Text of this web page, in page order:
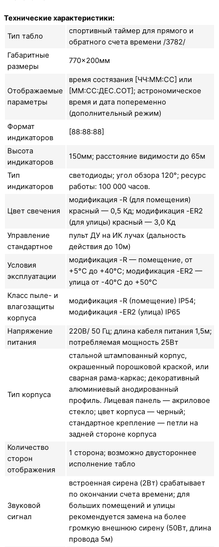
Технические характеристики:
Тип табло
спортивный таймер для прямого и
обратного счета времени /3782/
Габаритные
размеры
770×200мм
Отображаемые
параметры
время состязания [ЧЧ:ММ:СС] или
[ММ:СС:ДЕС.СОТ]; астрономическое
время и дата попеременно
(дополнительный режим)
Формат
индикаторов
[88:88:88]
Высота
индикаторов
150мм; расстояние видимости до 65м
Тип
индикаторов
светодиоды; угол обзора 120°; ресурс
работы: 100 000 часов.
Цвет свечения
модификация -R (для помещения)
красный — 0,5 Кд; модификация -ER2
(для улицы) красный — 3,0 Кд
Управление
стандартное
пульт ДУ на ИК лучах (дальность
действия до 10м)
Условия
эксплуатации
модификация -R — помещение, от
+5°C до +40°C; модификация -ER2 —
улица от -40°C до +50°C
Класс пыле- и
влагозащиты
корпуса
модификация -R (помещение) IP54;
модификация -ER2 (улица) IP65
Напряжение
питания
220В/ 50 Гц; длина кабеля питания 1,5м;
потребляемая мощность 25Вт
Тип корпуса
стальной штампованный корпус,
окрашенный порошковой краской, или
сварная рама-каркас; декоративный
алюминиевый анодированный
профиль. Лицевая панель — акриловое
стекло; цвет корпуса — черный;
стандартное крепление — петли на
задней стороне корпуса
Количество
сторон
отображения
1 сторона; возможно двустороннее
исполнение табло
Звуковой
сигнал
встроенная сирена (2Вт) срабатывает
по окончании счета времени; для
больших помещений и улицы
рекомендуется замена на более
громкую внешнюю сирену (50Вт, длина
провода 5м)